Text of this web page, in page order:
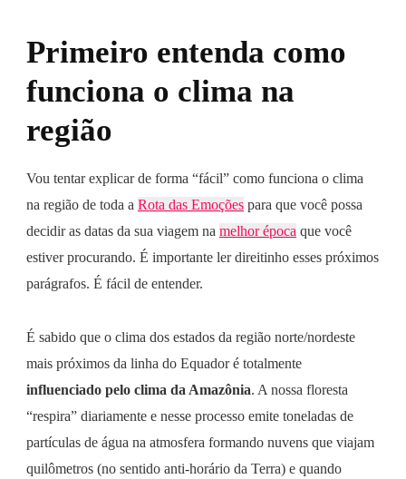
Primeiro entenda como
funciona o clima na
região
Vou tentar explicar de forma “fácil” como funciona o clima
na região de toda a Rota das Emoções para que você possa
decidir as datas da sua viagem na melhor época que você
estiver procurando. É importante ler direitinho esses próximos
parágrafos. É fácil de entender.
É sabido que o clima dos estados da região norte/nordeste
mais próximos da linha do Equador é totalmente
influenciado pelo clima da Amazônia. A nossa floresta
“respira” diariamente e nesse processo emite toneladas de
partículas de água na atmosfera formando nuvens que viajam
quilômetros (no sentido anti-horário da Terra) e quando